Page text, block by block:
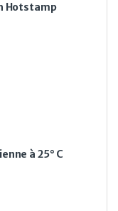
Hotstamp
à 25° C